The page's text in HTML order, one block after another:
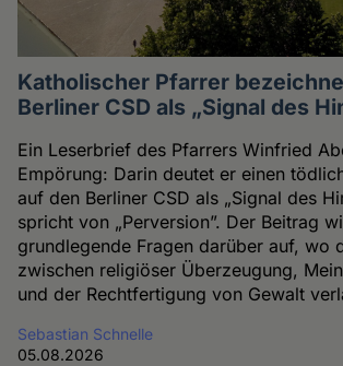
Katholischer Pfarrer
Berliner CSD als „Signal des
Ein Leserbrief des Pfarrers Winfried
Empörung: Darin deutet er einen
auf den Berliner CSD als „Signal des
spricht von „Perversion”. Der Beitrag
grundlegende Fragen darüber auf, wo
zwischen religiöser Überzeugung,
und der Rechtfertigung von Gewalt
Sebastian Schnelle
05.08.2026